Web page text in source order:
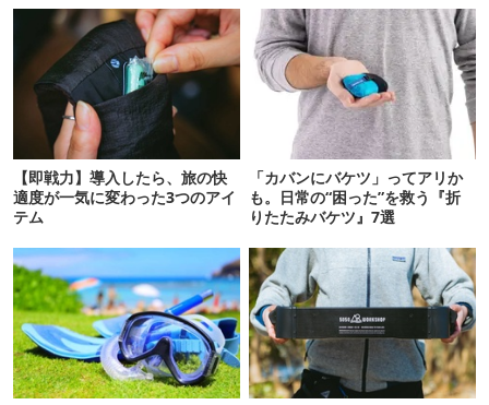
【即戦力】導入したら、旅の快
適度が一気に変わった3つのアイ
テム
「カバンにバケツ」ってアリか
も。日常の“困った”を救う『折
りたたみバケツ』7選